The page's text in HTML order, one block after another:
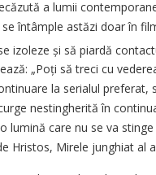
a lumii
întâmple astăzi doar în
izoleze și să piardă
„Poți să treci cu
la serialul
nestingherită în
lumină care nu se va
Hristos, Mirele junghiat al